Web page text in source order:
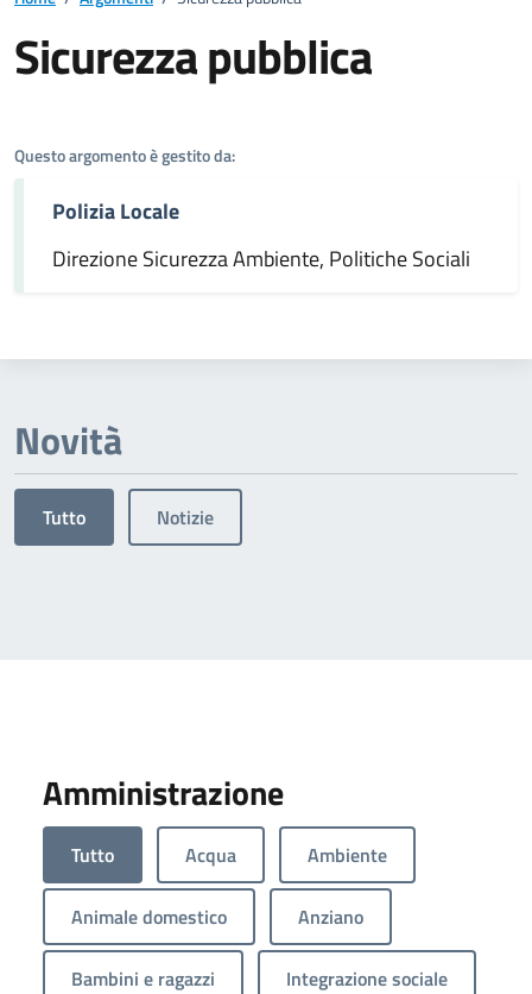
Sicurezza pubblica
Questo argomento è gestito da:
Polizia Locale
Direzione Sicurezza Ambiente, Politiche Sociali
Novità
Tutto Notizie
Amministrazione
Tutto Acqua Ambiente
Animale domestico Anziano
Bambini e ragazzi Integrazione sociale